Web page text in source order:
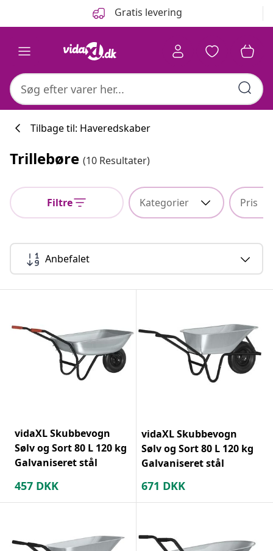
Gratis levering
Tilbage til: Haveredskaber
Trillebøre (10 Resultater)
Filtre Kategorier Pris
Anbefalet
vidaXL Skubbevogn
Sølv og Sort 80 L 120 kg
Galvaniseret stål
457 DKK
vidaXL Skubbevogn
Sølv og Sort 80 L 120 kg
Galvaniseret stål
671 DKK